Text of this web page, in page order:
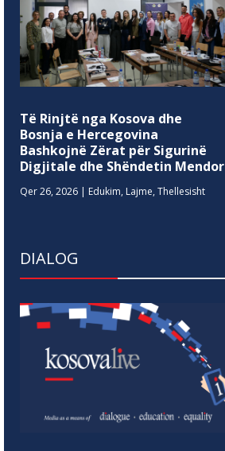
Të Rinjtë nga Kosova dhe
Bosnja e Hercegovina
Bashkojnë Zërat për Sigurinë
Digjitale dhe Shëndetin Mendor
Qer 26, 2026 | Edukim, Lajme,Thellesisht
DIALOG